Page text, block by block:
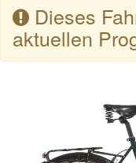
Dieses
aktuellen